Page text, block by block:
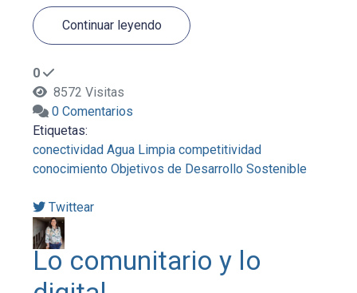
Continuar leyendo
0
8572 Visitas
0 Comentarios
Etiquetas:
conectividad Agua Limpia competitividad
conocimiento Objetivos de Desarrollo Sostenible
Twittear
Lo comunitario y lo